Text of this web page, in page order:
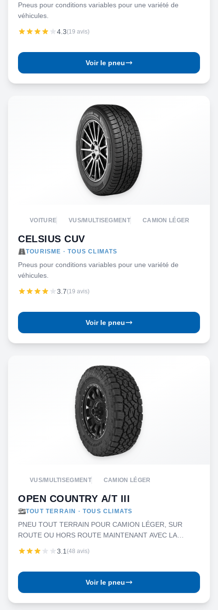
Pneus pour conditions variables pour une variété de
véhicules.
4.3(19 avis)
Voir le pneu
VOITURE VUS/MULTISEGMENT CAMION LÉGER
CELSIUS CUV
TOURISME · TOUS CLIMATS
Pneus pour conditions variables pour une variété de
véhicules.
3.7(19 avis)
Voir le pneu
VUS/MULTISEGMENT CAMION LÉGER
OPEN COUNTRY A/T III
TOUT TERRAIN · TOUS CLIMATS
PNEU TOUT TERRAIN POUR CAMION LÉGER, SUR
ROUTE OU HORS ROUTE MAINTENANT AVEC LA
3.1 (48 avis)
Voir le pneu